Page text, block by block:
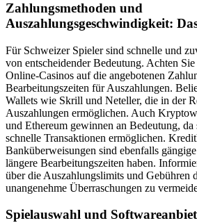
Zahlungsmethoden und
Auszahlungsgeschwindigkeit:
Für Schweizer Spieler sind schnelle und
von entscheidender Bedeutung. Achten
Online-Casinos auf die angebotenen
Bearbeitungszeiten für Auszahlungen.
Wallets wie Skrill und Neteller, die in der
Auszahlungen ermöglichen. Auch
und Ethereum gewinnen an Bedeutung,
schnelle Transaktionen ermöglichen.
Banküberweisungen sind ebenfalls
längere Bearbeitungszeiten haben.
über die Auszahlungslimits und Gebühren
unangenehme Überraschungen zu
Spielauswahl und